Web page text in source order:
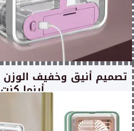
أينما كنت